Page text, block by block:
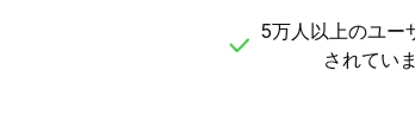
5万人以上のユー
されてい